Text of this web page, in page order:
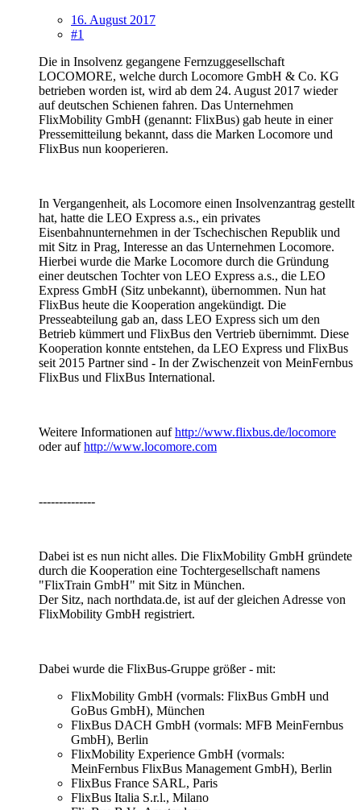
16. August 2017
#1
Die in Insolvenz gegangene Fernzuggesellschaft
LOCOMORE, welche durch Locomore GmbH & Co. KG
betrieben worden ist, wird ab dem 24. August 2017 wieder
auf deutschen Schienen fahren. Das Unternehmen
FlixMobility GmbH (genannt: FlixBus) gab heute in einer
Pressemitteilung bekannt, dass die Marken Locomore und
FlixBus nun kooperieren.
In Vergangenheit, als Locomore einen Insolvenzantrag gestellt
hat, hatte die LEO Express a.s., ein privates
Eisenbahnunternehmen in der Tschechischen Republik und
mit Sitz in Prag, Interesse an das Unternehmen Locomore.
Hierbei wurde die Marke Locomore durch die Gründung
einer deutschen Tochter von LEO Express a.s., die LEO
Express GmbH (Sitz unbekannt), übernommen. Nun hat
FlixBus heute die Kooperation angekündigt. Die
Presseabteilung gab an, dass LEO Express sich um den
Betrieb kümmert und FlixBus den Vertrieb übernimmt. Diese
Kooperation konnte entstehen, da LEO Express und FlixBus
seit 2015 Partner sind - In der Zwischenzeit von MeinFernbus
FlixBus und FlixBus International.
Weitere Informationen aufhttp://www.flixbus.de/locomore
oder aufhttp://www.locomore.com
--------------
Dabei ist es nun nicht alles. Die FlixMobility GmbH gründete
durch die Kooperation eine Tochtergesellschaft namens
"FlixTrain GmbH" mit Sitz in München.
Der Sitz, nach northdata.de, ist auf der gleichen Adresse von
FlixMobility GmbH registriert.
Dabei wurde die FlixBus-Gruppe größer - mit:
FlixMobility GmbH (vormals: FlixBus GmbH und
GoBus GmbH), München
FlixBus DACH GmbH (vormals: MFB MeinFernbus
GmbH), Berlin
FlixMobility Experience GmbH (vormals:
MeinFernbus FlixBus Management GmbH), Berlin
FlixBus France SARL, Paris
FlixBus Italia S.r.l., Milano